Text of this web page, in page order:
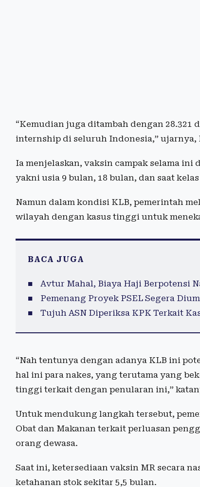
“Kemudian juga ditambah dengan
internship di seluruh Indonesia,” ujarnya,
Ia menjelaskan, vaksin campak selama
yakni usia 9 bulan, 18 bulan, dan saat kelas
Namun dalam kondisi KLB, pemerintah
wilayah dengan kasus tinggi untuk
BACA JUGA
Avtur Mahal, Biaya Haji Berpotensi
Pemenang Proyek PSEL Segera
Tujuh ASN Diperiksa KPK Terkait
“Nah tentunya dengan adanya KLB ini
hal ini para nakes, yang terutama yang
tinggi terkait dengan penularan ini,”
Untuk mendukung langkah tersebut,
Obat dan Makanan terkait perluasan
orang dewasa.
Saat ini, ketersediaan vaksin MR secara
ketahanan stok sekitar 5,5 bulan.